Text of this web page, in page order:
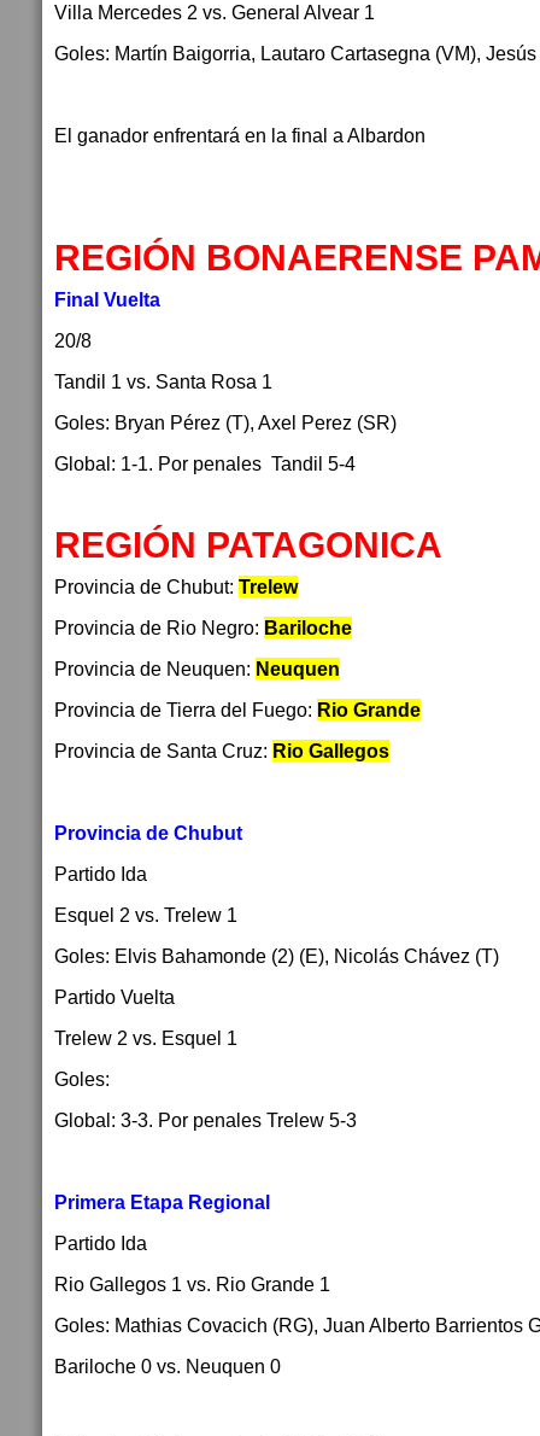
Villa Mercedes 2 vs. General Alvear 1
Goles: Martín Baigorria, Lautaro Cartasegna (VM),
El ganador enfrentará en la final a Albardon
REGIÓN BONAERENSE
Final Vuelta
20/8
Tandil 1 vs. Santa Rosa 1
Goles: Bryan Pérez (T), Axel Perez (SR)
Global: 1-1. Por penales Tandil 5-4
REGIÓN PATAGONICA
Provincia de Chubut: Trelew
Provincia de Rio Negro: Bariloche
Provincia de Neuquen: Neuquen
Provincia de Tierra del Fuego: Rio Grande
Provincia de Santa Cruz: Rio Gallegos
Provincia de Chubut
Partido Ida
Esquel 2 vs. Trelew 1
Goles: Elvis Bahamonde (2) (E), Nicolás Chávez (T)
Partido Vuelta
Trelew 2 vs. Esquel 1
Goles:
Global: 3-3. Por penales Trelew 5-3
Primera Etapa Regional
Partido Ida
Rio Gallegos 1 vs. Rio Grande 1
Goles: Mathias Covacich (RG), Juan Alberto Barrientos
Bariloche 0 vs. Neuquen 0